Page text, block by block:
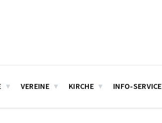
VEREINE KIRCHE INFO-SERVICE